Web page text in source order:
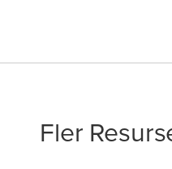
Fler